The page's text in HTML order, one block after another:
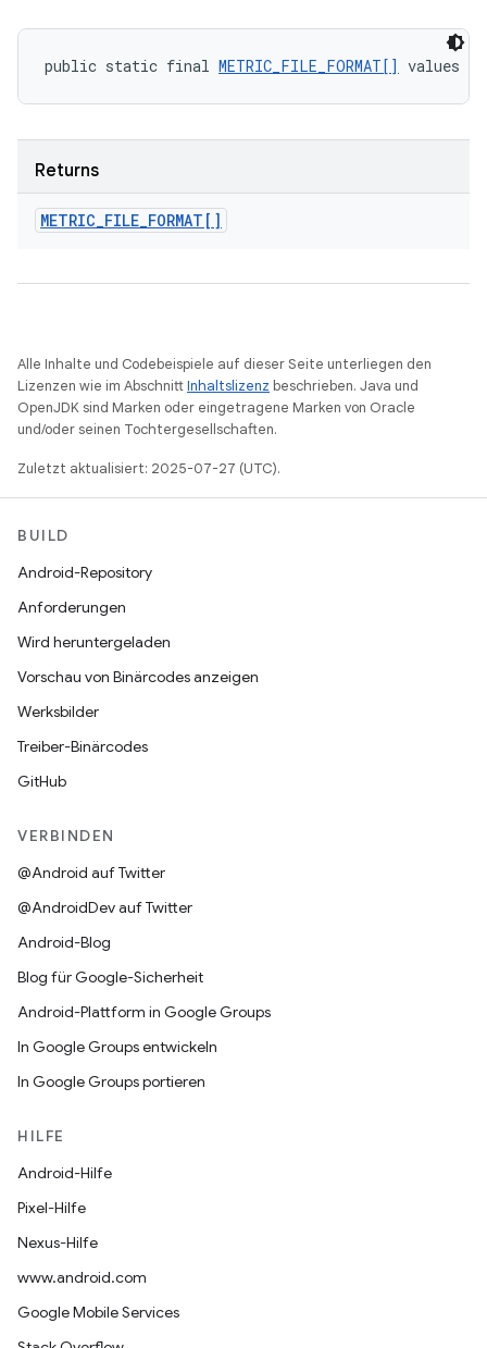
public static final METRIC_FILE_FORMAT[] values ()
Returns
METRIC_FILE_FORMAT[]
Alle Inhalte und Codebeispiele auf dieser Seite unterliegen den
Lizenzen wie im AbschnittInhaltslizenz beschrieben. Java und
OpenJDK sind Marken oder eingetragene Marken von Oracle
und/oder seinen Tochtergesellschaften.
Zuletzt aktualisiert: 2025-07-27 (UTC).
BUILD
Android-Repository
Anforderungen
Wird heruntergeladen
Vorschau von Binärcodes anzeigen
Werksbilder
Treiber-Binärcodes
GitHub
VERBINDEN
@Android auf Twitter
@AndroidDev auf Twitter
Android-Blog
Blog für Google-Sicherheit
Android-Plattform in Google Groups
In Google Groups entwickeln
In Google Groups portieren
HILFE
Android-Hilfe
Pixel-Hilfe
Nexus-Hilfe
www.android.com
Google Mobile Services